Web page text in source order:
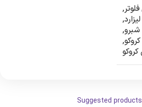
,
,
شبرو,
,
Suggested products